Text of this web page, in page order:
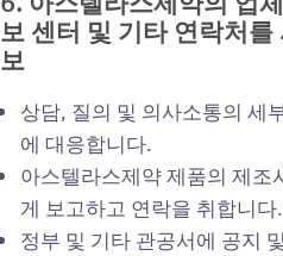
보 센터 및 기타 연락처를
보
상담, 질의 및 의사소통의 세
에 대응합니다.
아스텔라스제약 제품의 제조
게 보고하고 연락을 취합니다.
정부 및 기타 관공서에 공지